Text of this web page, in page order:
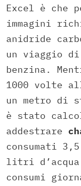
Excel è che
immagini
anidride
un viaggio di
benzina.
1000 volte
un metro di
è stato
addestrare
consumati
litri
consumi